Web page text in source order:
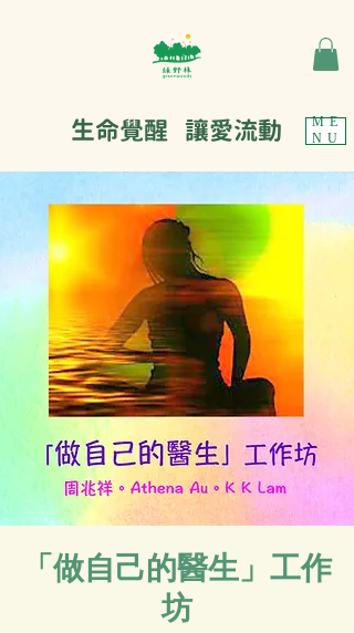
ME
NU
生命覺醒 讓愛流動
「做自己的醫生」工作
坊